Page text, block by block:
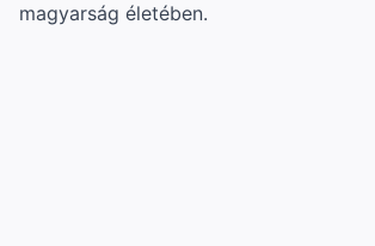
magyarság életében.